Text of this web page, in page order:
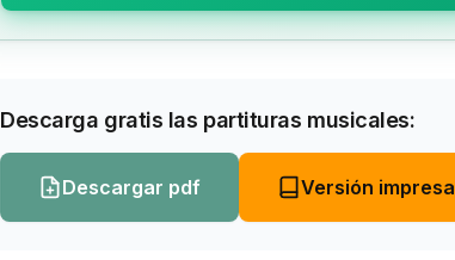
Descarga gratis las partituras musicales:
Descargar pdf Versión impresa